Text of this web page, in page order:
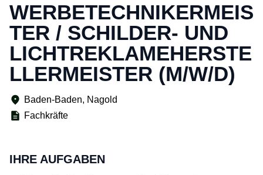
WERBETECHNIKERMEIS
TER / SCHILDER- UND
LICHTREKLAMEHERSTE
LLERMEISTER (M/W/D)
Baden-Baden, Nagold
Fachkräfte
IHRE AUFGABEN